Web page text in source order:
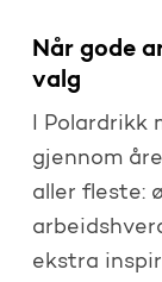
Når gode
valg
I Polardrikk
gjennom
aller fleste:
ekstra